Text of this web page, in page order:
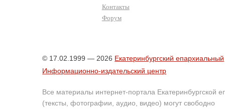
Контакты
Форум
© 17.02.1999 — 2026 Екатеринбургский епархиальный
Информационно-издательский центр
Все материалы интернет-портала Екатеринбургской
(тексты, фотографии, аудио, видео) могут свободно